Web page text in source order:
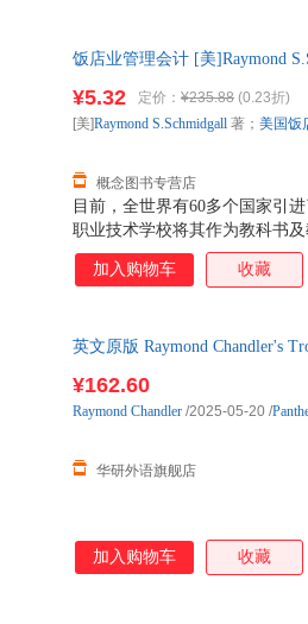
和管理的专业水准。
饭店业管理会计 [美]Raymond
目前，全世界有60多个国家引
职业技术学校将其作为教科书
机构为饭店35个重要岗位颁发
最高的专业等级。中国旅游出
和管理的专业水准。
¥5.32 定价： ¥235.88 (0.23折)
概念图书专营店
[美]Raymond S.Schmidgall 著； 美国饭
加入购物车 收藏
英文原版 Raymond Chandler's
¥162.60
华研外语旗舰店
Raymond Chandler /2025-05-20 /
加入购物车 收藏